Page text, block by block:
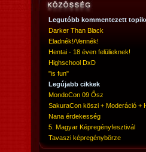
Legutóbb kommentezett
Darker Than Black
Eladnék!/Vennék!
Hentai - 18 éven felülieknek!
Highschool DxD
"is fun"
Legújabb cikkek
MondoCon 09 Ősz
SakuraCon köszi + Moderáció +
Nana érdekesség
5. Magyar Képregényfesztivál
Tavaszi képregénybörze